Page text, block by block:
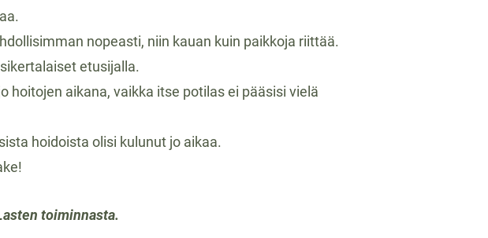
nopeasti, niin kauan kuin paikkoja riittää.
etusijalla.
hoitojen aikana, vaikka itse potilas ei pääsisi vielä
hoidoista olisi kulunut jo aikaa.
toiminnasta.